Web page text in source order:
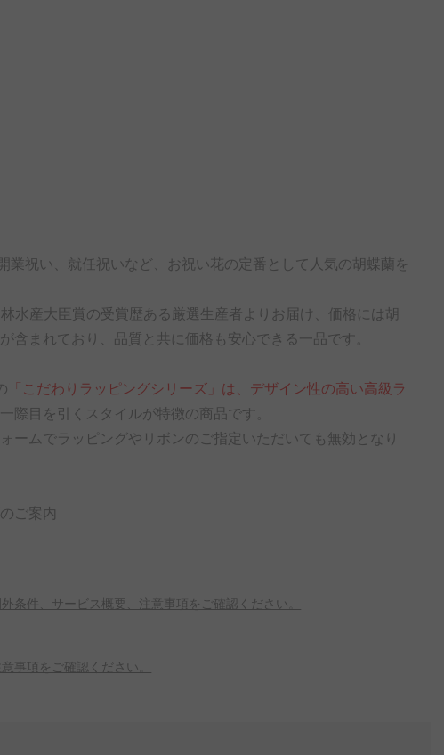
祝い、就任祝いなど、お祝い花の定番として人気の胡蝶蘭を
水産大臣賞の受賞歴ある厳選生産者よりお届け、価格には胡
まれており、品質と共に価格も安心できる一品です。
「こだわりラッピングシリーズ」は、デザイン性の高い高級ラ
際目を引くスタイルが特徴の商品です。
ムでラッピングやリボンのご指定いただいても無効となり
ご案内
条件、サービス概要、注意事項をご確認ください。
事項をご確認ください。